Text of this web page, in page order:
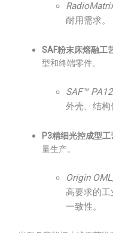
耐用需求。
SAF粉末床熔融工
型和终端零件。
SAF™
外壳、结构
P3精细光控成型工
量生产。
Origin OML
高要求的
一致性。